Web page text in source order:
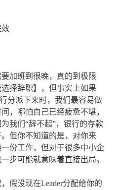
加班到很晚，真的到极限
择辞职】，但事实上如果
分派下来时，我们最容易做
，哪怕自己已经疲惫不堪，
我们“辞不起”，银行的存款
但你不知道的是，对你来
份工作，但对于很多中小企
步可能就意味着直接出局。
假设现在Leader分配给你的